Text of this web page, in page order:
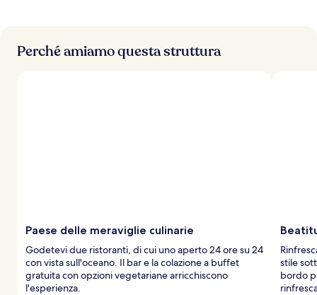
Perché amiamo questa struttura
Paese delle meraviglie culinarie
Godetevi due ristoranti, di cui uno aperto 24 ore su 24
con vista sull'oceano. Il bar e la colazione a buffet
gratuita con opzioni vegetariane arricchiscono
l'esperienza.
stile
bordo